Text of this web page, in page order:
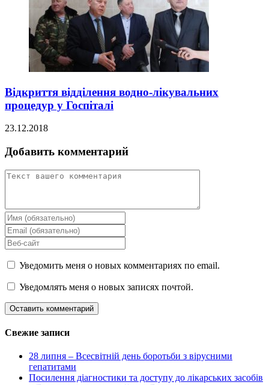
Відкриття відділення водно-лікувальних
процедур у Госпіталі
23.12.2018
Добавить комментарий
Уведомить меня о новых комментариях по email.
Уведомлять меня о новых записях почтой.
Свежие записи
28 липня – Всесвітній день боротьби з вірусними
гепатитами
Посилення діагностики та доступу до лікарських засобів